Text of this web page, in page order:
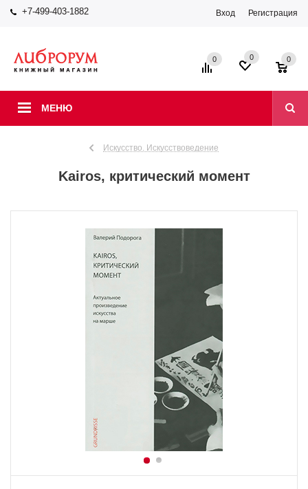
+7-499-403-1882 Вход Регистрация
МЕНЮ
0 0 0
Искусство. Искусствоведение
Kairos, критический момент